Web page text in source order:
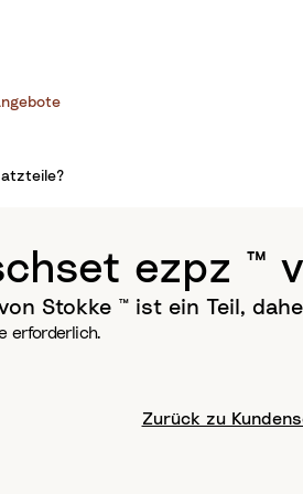
ezpz ™
Stokke ™ ist ein Teil,
erforderlich.
Zurück zu